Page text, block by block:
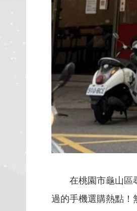
在桃園市龜山區尋
過的手機選購熱點！